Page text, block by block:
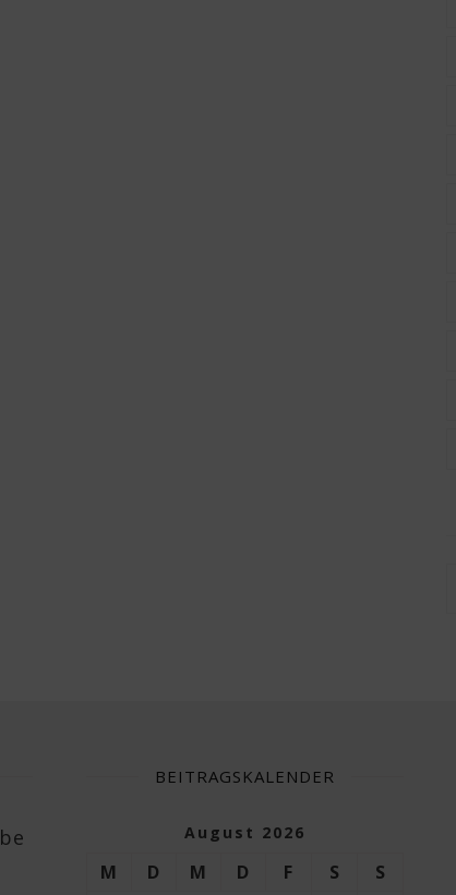
BEITRAGSKALENDER
August 2026
M D M D F S S